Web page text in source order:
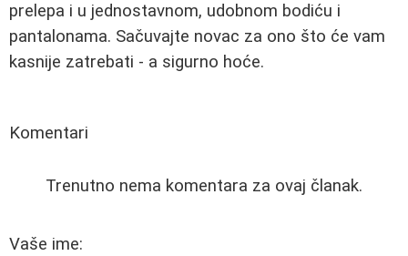
prelepa i u jednostavnom, udobnom bodiću i
pantalonama. Sačuvajte novac za ono što će vam
kasnije zatrebati - a sigurno hoće.
Komentari
Trenutno nema komentara za ovaj članak.
Vaše ime: